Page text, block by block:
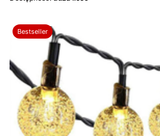
Bestseller